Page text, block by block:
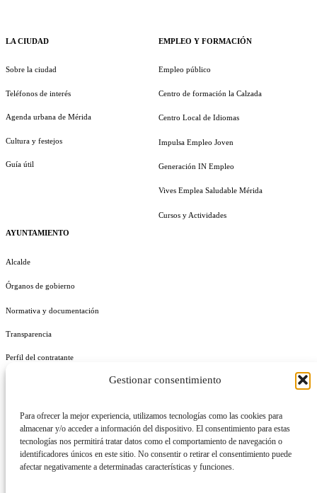
Gestionar consentimiento
Para ofrecer la mejor experiencia, utilizamos tecnologías como las cookies para
almacenar y/o acceder a información del dispositivo. El consentimiento para estas
tecnologías nos permitirá tratar datos como el comportamiento de navegación o
identificadores únicos en este sitio. No consentir o retirar el consentimiento puede
afectar negativamente a determinadas características y funciones.
LA CIUDAD
Sobre la ciudad
Teléfonos de interés
Agenda urbana de Mérida
Cultura y festejos
Guía útil
AYUNTAMIENTO
Alcalde
Órganos de gobierno
Normativa y documentación
Transparencia
Perfil del contratante
EMPLEO Y FORMACIÓN
Empleo público
Centro de formación la Calzada
Centro Local de Idiomas
Impulsa Empleo Joven
Generación IN Empleo
Vives Emplea Saludable Mérida
Cursos y Actividades